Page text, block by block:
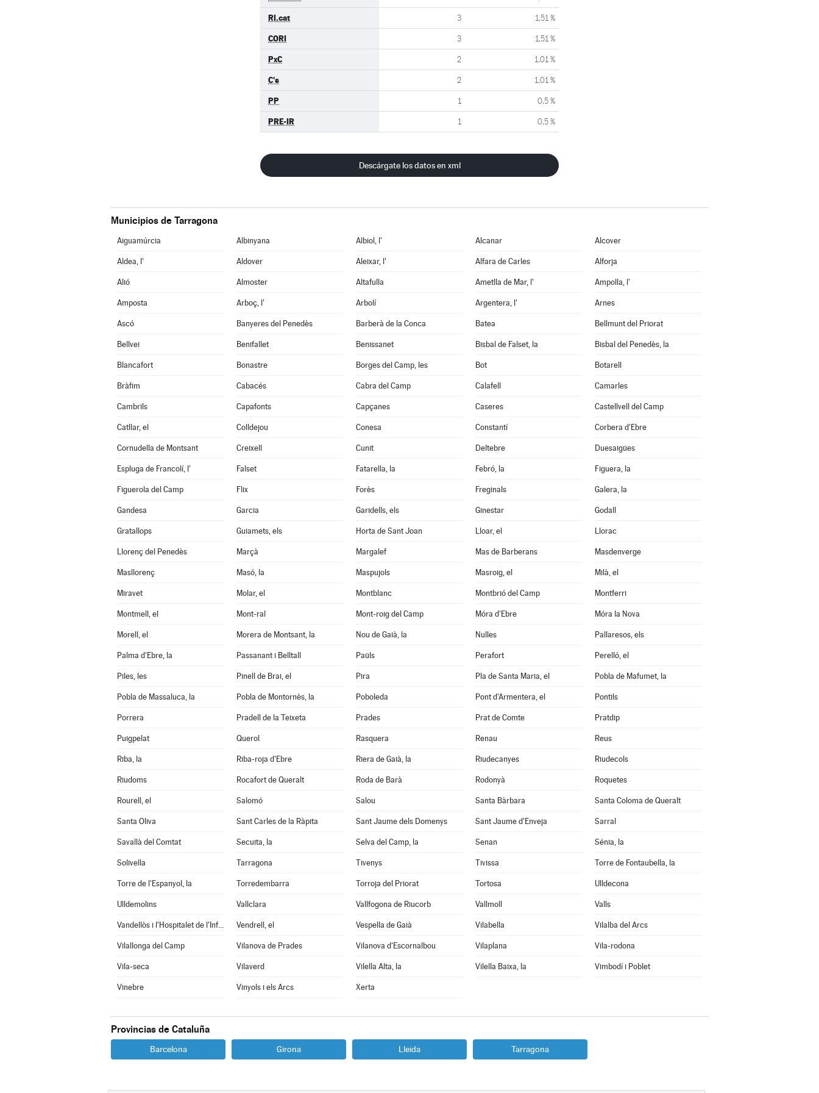
RI.cat 3 1,51 %
CORI 3 1,51 %
PxC 2 1,01 %
C's 2 1,01 %
PP 1 0,5 %
PRE-IR 1 0,5 %
Descárgate los datos en xml
Municipios de Tarragona
Aiguamúrcia Albinyana Albiol, l' Alcanar Alcover
Aldea, l' Aldover Aleixar, l' Alfara de Carles Alforja
Alió Almoster Altafulla Ametlla de Mar, l' Ampolla, l'
Amposta Arboç, l' Arbolí Argentera, l' Arnes
Ascó Banyeres del Penedès Barberà de la Conca Batea Bellmunt del Priorat
Bellvei Benifallet Benissanet Bisbal de Falset, la Bisbal del Penedès, la
Blancafort Bonastre Borges del Camp, les Bot Botarell
Bràfim Cabacés Cabra del Camp Calafell Camarles
Cambrils Capafonts Capçanes Caseres Castellvell del Camp
Catllar, el Colldejou Conesa Constantí Corbera d'Ebre
Cornudella de Montsant Creixell Cunit Deltebre Duesaigües
Espluga de Francolí, l' Falset Fatarella, la Febró, la Figuera, la
Figuerola del Camp Flix Forès Freginals Galera, la
Gandesa Garcia Garidells, els Ginestar Godall
Gratallops Guiamets, els Horta de Sant Joan Lloar, el Llorac
Llorenç del Penedès Marçà Margalef Mas de Barberans Masdenverge
Masllorenç Masó, la Maspujols Masroig, el Milà, el
Miravet Molar, el Montblanc Montbrió del Camp Montferri
Montmell, el Mont-ral Mont-roig del Camp Móra d'Ebre Móra la Nova
Morell, el Morera de Montsant, la Nou de Gaià, la Nulles Pallaresos, els
Palma d'Ebre, la Passanant i Belltall Paüls Perafort Perelló, el
Piles, les Pinell de Brai, el Pira Pla de Santa Maria, el Pobla de Mafumet, la
Pobla de Massaluca, la Pobla de Montornès, la Poboleda Pont d'Armentera, el Pontils
Porrera Pradell de la Teixeta Prades Prat de Comte Pratdip
Puigpelat Querol Rasquera Renau Reus
Riba, la Riba-roja d'Ebre Riera de Gaià, la Riudecanyes Riudecols
Riudoms Rocafort de Queralt Roda de Barà Rodonyà Roquetes
Rourell, el Salomó Salou Santa Bàrbara Santa Coloma de Queralt
Santa Oliva Sant Carles de la Ràpita Sant Jaume dels Domenys Sant Jaume d'Enveja Sarral
Savallà del Comtat Secuita, la Selva del Camp, la Senan Sénia, la
Solivella Tarragona Tivenys Tivissa Torre de Fontaubella, la
Torre de l'Espanyol, la Torredembarra Torroja del Priorat Tortosa Ulldecona
Ulldemolins Vallclara Vallfogona de Riucorb Vallmoll Valls
Vandellòs i l'Hospitalet de l'Infant Vendrell, el Vespella de Gaià Vilabella Vilalba del Arcs
Vilallonga del Camp Vilanova de Prades Vilanova d'Escornalbou Vilaplana Vila-rodona
Vila-seca Vilaverd Vilella Alta, la Vilella Baixa, la Vimbodí i Poblet
Vinebre Vinyols i els Arcs Xerta
Provincias de Cataluña
Barcelona Girona Lleida Tarragona